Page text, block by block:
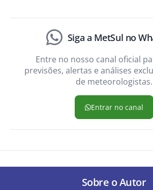
Siga a MetSul no
Entre no nosso canal oficial
previsões, alertas e análises
de meteorologistas.
Entrar no canal
Sobre o Autor